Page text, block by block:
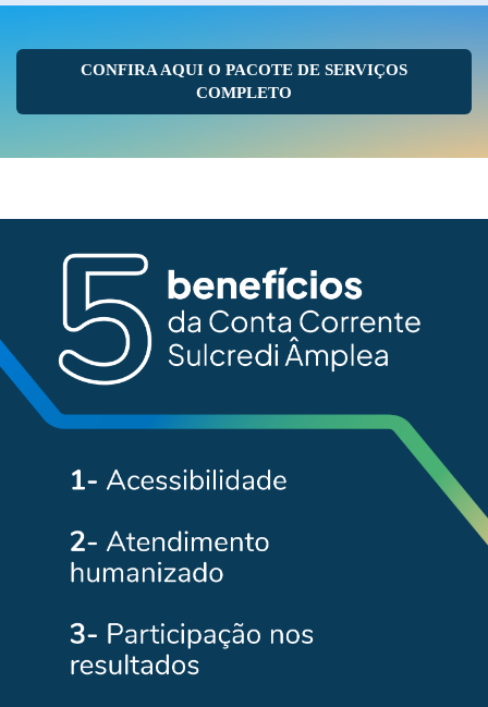
CONFIRA AQUI O PACOTE DE SERVIÇOS
COMPLETO